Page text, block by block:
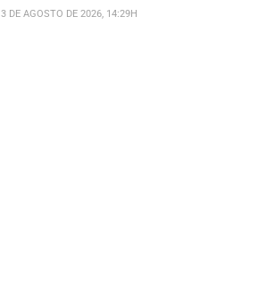
3 DE AGOSTO DE 2026, 14:29H